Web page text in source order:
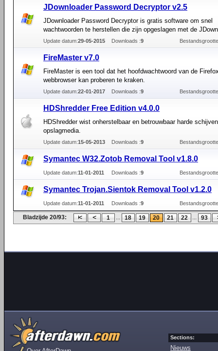
JDownloader Password Decryptor v2.5
JDownloader Password Decryptor is gratis software om snel
wachtwoorden te herstellen die zijn opgeslagen met de
Update datum:29-05-2015 Downloads :9
FireMaster v7.0
FireMaster is een tool dat het hoofdwachtwoord van de
webbrowser kan proberen te kraken.
Update datum:22-01-2017 Downloads :9
HDShredder Free Edition v4.0.0
HDShredder wist onherstelbaar en betrouwbaar harde
opslagmedia.
Update datum:15-05-2013 Downloads :9
Symantec W32.Zotob Removal Tool v1.8.0
Update datum:11-01-2011 Downloads :9
Symantec Trojan.Sientok Removal Tool v1.2.0
Update datum:11-01-2011 Downloads :9
Bladzijde 20/93: 1 ... 18 19 20 21 22 ... 93
Sections:
Nieuws